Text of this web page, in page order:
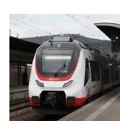
Bahnhöfe (R - Z)
Rudolstadt (alle
Saalfeld
Zeutsch
Bahntechnische